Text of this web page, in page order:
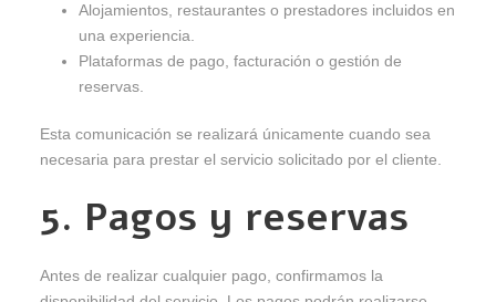
Alojamientos, restaurantes o prestadores incluidos en
una experiencia.
Plataformas de pago, facturación o gestión de
reservas.
Esta comunicación se realizará únicamente cuando sea
necesaria para prestar el servicio solicitado por el cliente.
5. Pagos y reservas
Antes de realizar cualquier pago, confirmamos la